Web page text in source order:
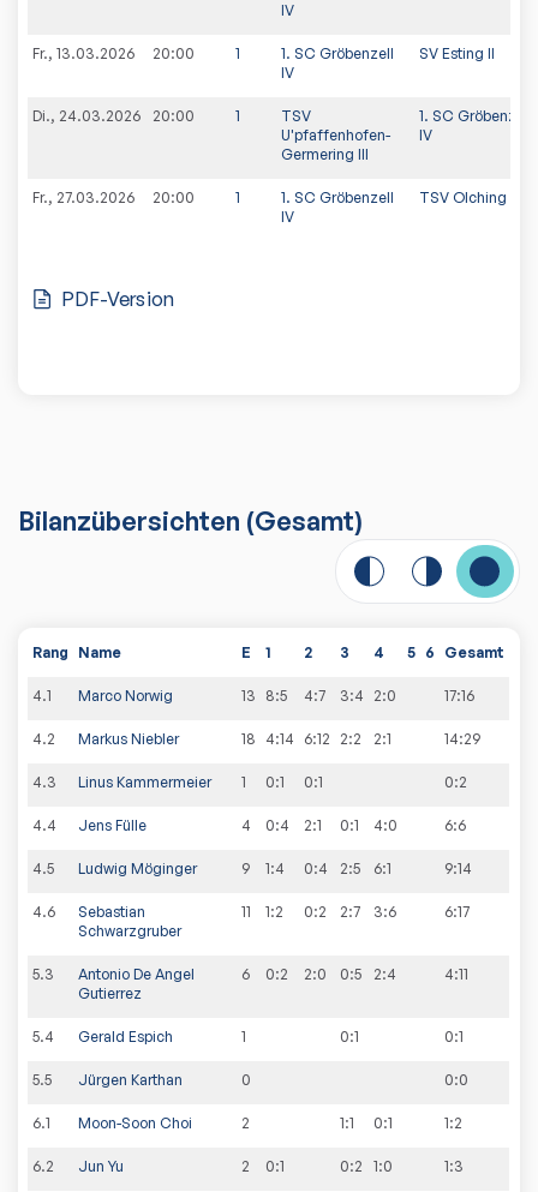
IV
Fr., 13.03.2026 20:00 1
1. SC Gröbenzell
IV
SV Esting II
Di., 24.03.2026 20:00 1
TSV
U'pfaffenhofen-
Germering III
1. SC Gröbenzell
IV
Fr., 27.03.2026 20:00 1
1. SC Gröbenzell
IV
TSV Olching
PDF-Version
Bilanzübersichten (Gesamt)
Rang Name E 1 2 3 4 5 6 Gesamt
4.1 Marco Norwig 13 8:5 4:7 3:4 2:0 17:16
4.2 Markus Niebler 18 4:14 6:12 2:2 2:1 14:29
4.3 Linus Kammermeier 1 0:1 0:1 0:2
4.4 Jens Fülle 4 0:4 2:1 0:1 4:0 6:6
4.5 Ludwig Möginger 9 1:4 0:4 2:5 6:1 9:14
4.6
Sebastian
Schwarzgruber
11 1:2 0:2 2:7 3:6 6:17
5.3
Antonio De Angel
Gutierrez
6 0:2 2:0 0:5 2:4 4:11
5.4 Gerald Espich 1 0:1 0:1
5.5 Jürgen Karthan 0 0:0
6.1 Moon-Soon Choi 2 1:1 0:1 1:2
6.2 Jun Yu 2 0:1 0:2 1:0 1:3